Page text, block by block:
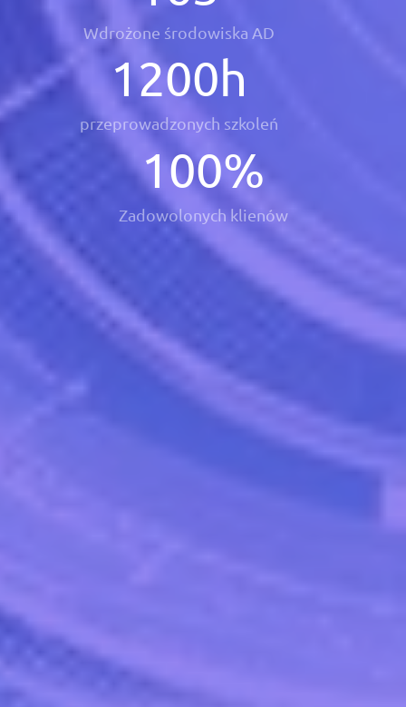
Wdrożone środowiska AD
1200h
przeprowadzonych szkoleń
100%
Zadowolonych klienów